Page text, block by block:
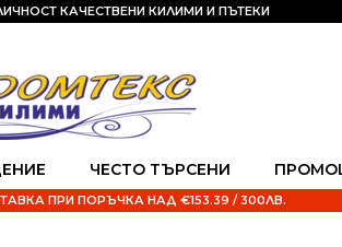
ЧЕСТО ТЪРСЕНИ
КАЧЕСТВЕНИ КИЛИМИ И ПЪТЕКИ
ПРИ ПОРЪЧКА НАД €153.39 / 300ЛВ.